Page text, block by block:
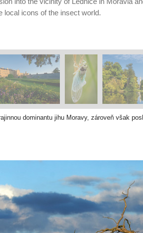
local icons of the insect world.
dominantu jihu Moravy, zároveň však